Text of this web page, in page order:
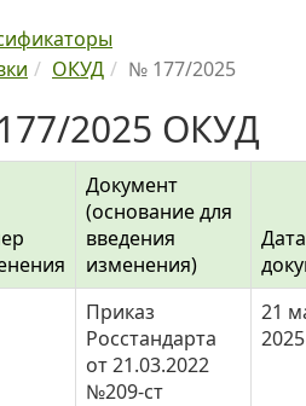
ОКУД № 177/2025
2025 ОКУД
Документ
(основание для
введения
изменения)
Дата
Приказ
Росстандарта
от 21.03.2022
№209-ст
21